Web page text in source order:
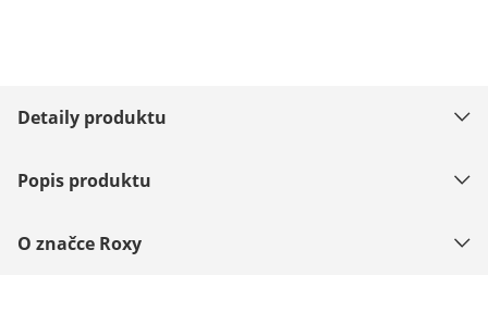
Detaily produktu
Popis produktu
O značce Roxy